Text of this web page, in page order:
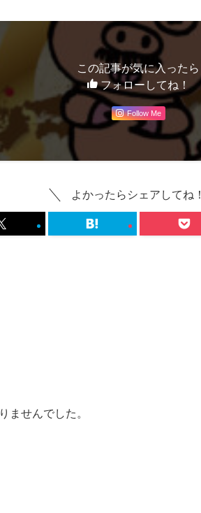
この記事が気に入ったら
フォローしてね！
Follow Me
よかったらシェアしてね！
ませんでした。